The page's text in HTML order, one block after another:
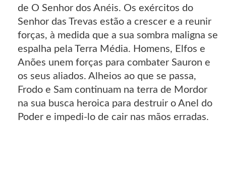
de O Senhor dos Anéis. Os exércitos do
Senhor das Trevas estão a crescer e a reunir
forças, à medida que a sua sombra maligna se
espalha pela Terra Média. Homens, Elfos e
Anões unem forças para combater Sauron e
os seus aliados. Alheios ao que se passa,
Frodo e Sam continuam na terra de Mordor
na sua busca heroica para destruir o Anel do
Poder e impedi-lo de cair nas mãos erradas.